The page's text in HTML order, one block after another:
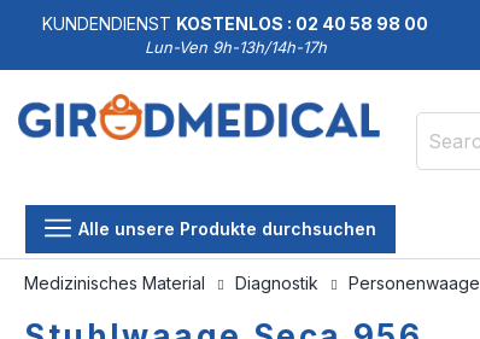
KUNDENDIENST KOSTENLOS : 02 40 58 98 00
Lun-Ven 9h-13h/14h-17h
Alle unsere Produkte durchsuchen
Medizinisches Material Diagnostik Personenwaage